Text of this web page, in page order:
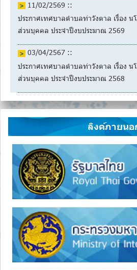
11/02/2569 ::
ประกาศเทศบาลตำบลท่าวังตาล เรื่อง น
ส่วนบุคคล ประจำปีงบประมาณ 2569
03/04/2567 ::
ประกาศเทศบาลตำบลท่าวังตาล เรื่อง น
ส่วนบุคคล ประจำปีงบประมาณ 2568
ลิงค์ภายนอ